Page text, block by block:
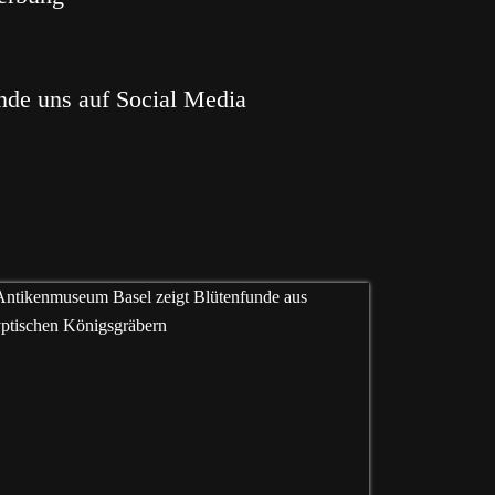
uns auf Social Media